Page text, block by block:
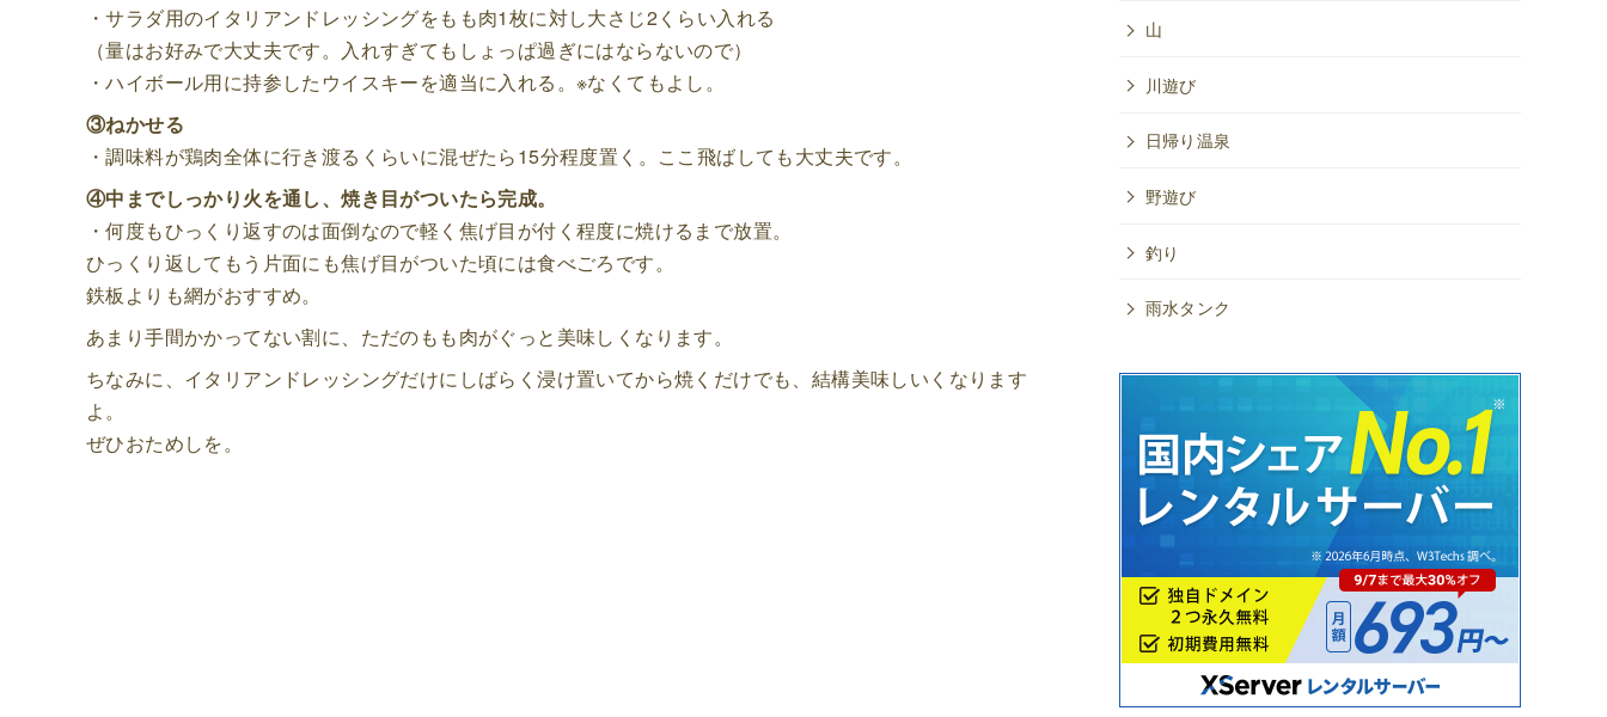
・サラダ用のイタリアンドレッシングをもも肉1枚に対し大さじ2くらい入れる
（量はお好みで大丈夫です。入れすぎてもしょっぱ過ぎにはならないので）
・ハイボール用に持参したウイスキーを適当に入れる。※なくてもよし。
③ねかせる
・調味料が鶏肉全体に行き渡るくらいに混ぜたら15分程度置く。ここ飛ばしても大丈夫です。
④中までしっかり火を通し、焼き目がついたら完成。
・何度もひっくり返すのは面倒なので軽く焦げ目が付く程度に焼けるまで放置。
ひっくり返してもう片面にも焦げ目がついた頃には食べごろです。
鉄板よりも網がおすすめ。
あまり手間かかってない割に、ただのもも肉がぐっと美味しくなります。
ちなみに、イタリアンドレッシングだけにしばらく浸け置いてから焼くだけでも、結構美味しいくなります
よ。
ぜひおためしを。
山
川遊び
日帰り温泉
野遊び
釣り
雨水タンク